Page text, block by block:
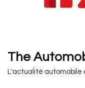
The
L'actualité automobile